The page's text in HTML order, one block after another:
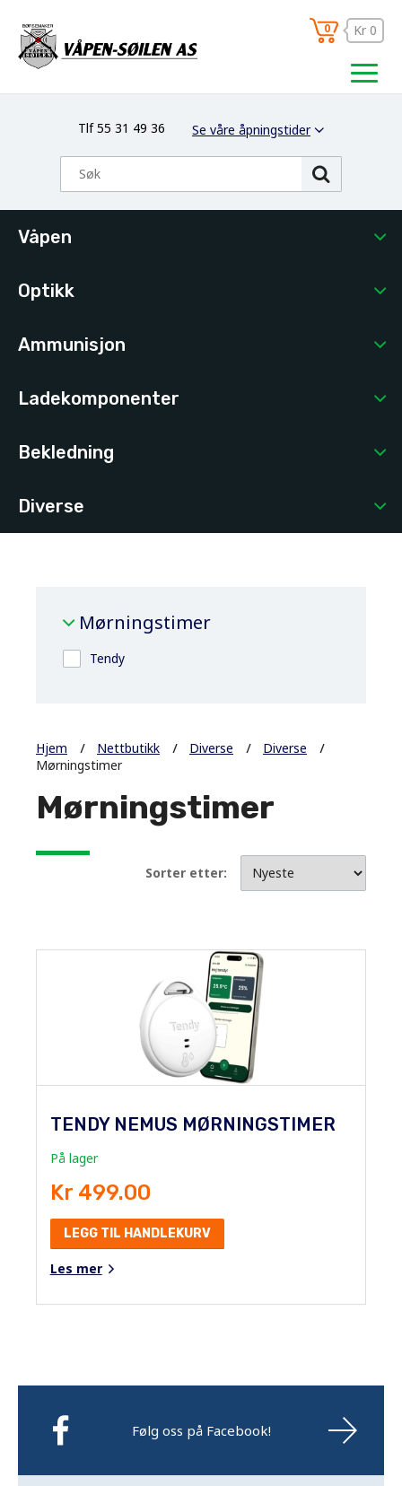
Tlf 55 31 49 36 Se våre åpningstider
0 Kr 0
Våpen
Optikk
Ammunisjon
Ladekomponenter
Bekledning
Diverse
Mørningstimer
Tendy
Hjem Nettbutikk Diverse
Diverse
Mørningstimer
Mørningstimer
Sorter etter:
TENDY NEMUS MØRNINGSTIMER
På lager
Kr 499.00
LEGG TIL HANDLEKURV
Les mer
Følg oss på Facebook!